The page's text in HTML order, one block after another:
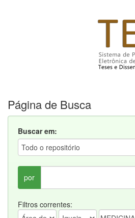
Página de Busca
Buscar em:
por
Filtros correntes: